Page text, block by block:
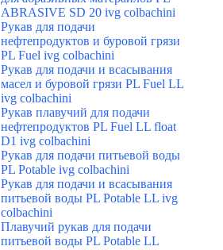
ABRASIVE SD 20 ivg colbachini
Рукав для подачи
нефтепродуктов и буровой грязи
PL Fuel ivg colbachini
Рукав для подачи и всасывания
масел и буровой грязи PL Fuel LL
ivg colbachini
Рукав плавучий для подачи
нефтепродуктов PL Fuel LL float
D1 ivg colbachini
Рукав для подачи питьевой воды
PL Potable ivg colbachini
Рукав для подачи и всасывания
питьевой воды PL Potable LL ivg
colbachini
Плавучий рукав для подачи
питьевой воды PL Potable LL